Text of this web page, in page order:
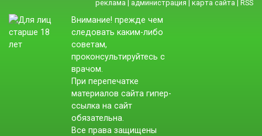
реклама | администрация | карта сайта | RSS
Внимание! прежде чем
следовать каким-либо
советам,
проконсультируйтесь с
врачом.
При перепечатке
материалов сайта гипер-
ссылка на сайт
обязательна.
Все права защищены